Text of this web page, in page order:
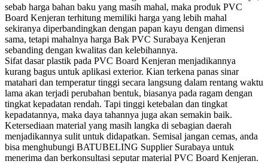
sebab harga bahan baku yang masih mahal, maka produk PVC
Board Kenjeran terhitung memiliki harga yang lebih mahal
sekiranya diperbandingkan dengan papan kayu dengan dimensi
sama, tetapi mahalnya harga Bak PVC Surabaya Kenjeran
sebanding dengan kwalitas dan kelebihannya.
Sifat dasar plastik pada PVC Board Kenjeran menjadikannya
kurang bagus untuk aplikasi exterior. Kian terkena panas sinar
matahari dan temperatur tinggi secara langsung dalam rentang waktu
lama akan terjadi perubahan bentuk, biasanya pada ragam dengan
tingkat kepadatan rendah. Tapi tinggi ketebalan dan tingkat
kepadatannya, maka daya tahannya juga akan semakin baik.
Ketersediaan material yang masih langka di sebagian daerah
menjadikannya sulit untuk didapatkan. Semisal jangan cemas, anda
bisa menghubungi BATUBELING Supplier Surabaya untuk
menerima dan berkonsultasi seputar material PVC Board Kenjeran.